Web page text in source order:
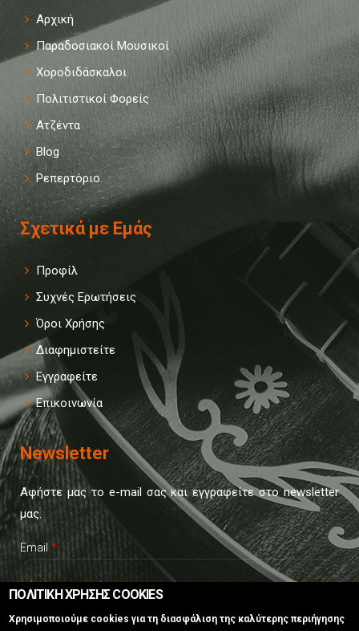
Αρχική
Παραδοσιακοί Μουσικοί
Χοροδιδάσκαλοι
Πολιτιστικοί Φορείς
Ατζέντα
Blog
Ρεπερτόριο
Σχετικά με Εμάς
Προφίλ
Συχνές Ερωτήσεις
Όροι Χρήσης
Διαφημιστείτε
Εγγραφείτε
Επικοινωνία
Newsletter
Αφήστε μας το e-mail σας και εγγραφείτε στο newsletter
μας.
Email *
CAPTCHA
ΠΟΛΙΤΙΚΗ ΧΡΗΣΗΣ COOKIES
Χρησιμοποιούμε cookies για τη διασφάλιση της καλύτερης περιήγησης